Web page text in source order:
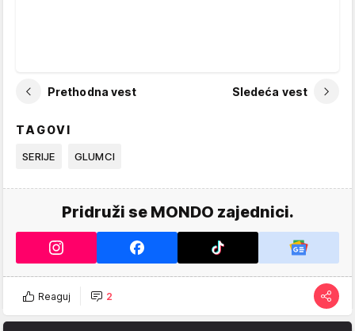
Prethodna vest Sledeća vest
TAGOVI
SERIJE GLUMCI
Pridruži se MONDO zajednici.
Reaguj 2